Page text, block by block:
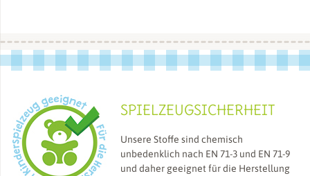
SPIELZEUGSICHERHEIT
Unsere Stoffe sind chemisch
unbedenklich nach EN 71-3 und EN 71-9
und daher geeignet für die Herstellung